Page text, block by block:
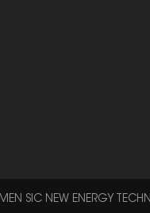
SIC NEW ENERGY